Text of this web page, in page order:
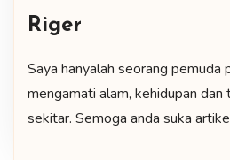
Riger
Saya hanyalah seorang pemuda
mengamati alam, kehidupan
sekitar. Semoga anda suka